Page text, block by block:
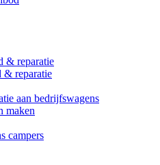
& reparatie
& reparatie
aan bedrijfswagens
maken
campers